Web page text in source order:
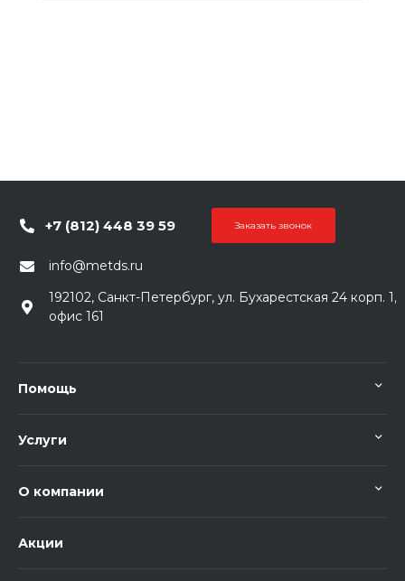
+7 (812) 448 39 59 Заказать звонок
info@metds.ru
192102, Санкт-Петербург, ул. Бухарестская 24 корп. 1,
офис 161
Помощь
Услуги
О компании
Акции